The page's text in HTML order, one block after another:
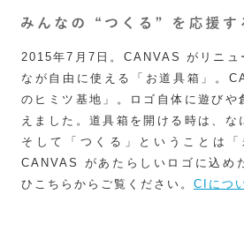
2015年7月7日。CANVAS がリニュ
なが自由に使える「お道具箱」。
のヒミツ基地」。ロゴ自体に遊び
えました。道具箱を開ける時は、
そして「つくる」ということは
CANVAS があたらしいロゴに込め
ひこちらからご覧ください。 CIにつ